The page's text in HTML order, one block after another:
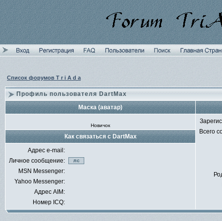
Список форумов T r i A d a
Профиль пользователя DartMax
Маска (аватар)
Новичок
Всего
Как связаться с DartMax
Адрес e-mail:
Личное сообщение:
MSN Messenger:
Yahoo Messenger:
Адрес AIM:
Номер ICQ: